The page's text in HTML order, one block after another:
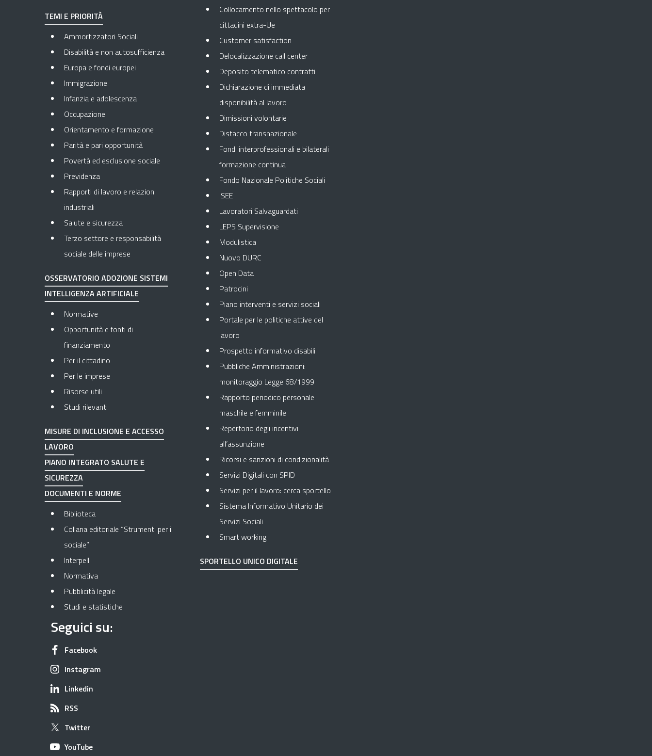
TEMI E PRIORITÀ
Ammortizzatori Sociali
Disabilità e non autosufficienza
Europa e fondi europei
Immigrazione
Infanzia e adolescenza
Occupazione
Orientamento e formazione
Parità e pari opportunità
Povertà ed esclusione sociale
Previdenza
Rapporti di lavoro e relazioni
industriali
Salute e sicurezza
Terzo settore e responsabilità
sociale delle imprese
OSSERVATORIO ADOZIONE SISTEMI
INTELLIGENZA ARTIFICIALE
Normative
Opportunità e fonti di
finanziamento
Per il cittadino
Per le imprese
Risorse utili
Studi rilevanti
MISURE DI INCLUSIONE E ACCESSO
LAVORO
PIANO INTEGRATO SALUTE E
SICUREZZA
DOCUMENTI E NORME
Biblioteca
Collana editoriale “Strumenti per il
sociale”
Interpelli
Normativa
Pubblicità legale
Studi e statistiche
Collocamento nello spettacolo per
cittadini extra-Ue
Customer satisfaction
Delocalizzazione call center
Deposito telematico contratti
Dichiarazione di immediata
disponibilità al lavoro
Dimissioni volontarie
Distacco transnazionale
Fondi interprofessionali e bilaterali
formazione continua
Fondo Nazionale Politiche Sociali
ISEE
Lavoratori Salvaguardati
LEPS Supervisione
Modulistica
Nuovo DURC
Open Data
Patrocini
Piano interventi e servizi sociali
Portale per le politiche attive del
lavoro
Prospetto informativo disabili
Pubbliche Amministrazioni:
monitoraggio Legge 68/1999
Rapporto periodico personale
maschile e femminile
Repertorio degli incentivi
all’assunzione
Ricorsi e sanzioni di condizionalità
Servizi Digitali con SPID
Servizi per il lavoro: cerca sportello
Sistema Informativo Unitario dei
Servizi Sociali
Smart working
SPORTELLO UNICO DIGITALE
Seguici su:
FacebookApre in una nuova scheda
Instagram
Linkedin
RSS
TwitterApre in una nuova scheda
YouTubeApre in una nuova scheda